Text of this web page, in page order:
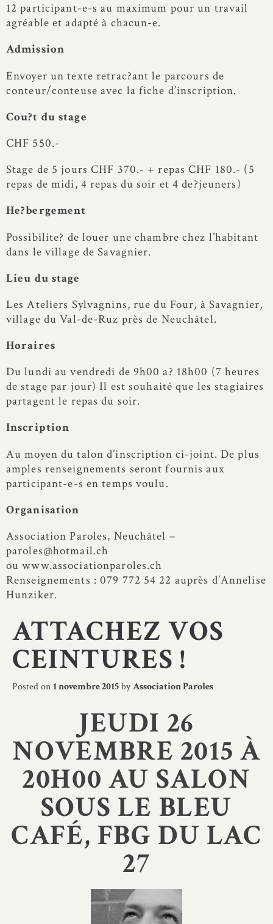
12 participant-e-s au maximum pour un travail
agréable et adapté à chacun-e.
Admission
Envoyer un texte retrac?ant le parcours de
conteur/conteuse avec la fiche d’inscription.
Cou?t du stage
CHF 550.-
Stage de 5 jours CHF 370.- + repas CHF 180.- (5
repas de midi, 4 repas du soir et 4 de?jeuners)
He?bergement
Possibilite? de louer une chambre chez l’habitant
dans le village de Savagnier.
Lieu du stage
Les Ateliers Sylvagnins, rue du Four, à Savagnier,
village du Val-de-Ruz près de Neuchâtel.
Horaires
Du lundi au vendredi de 9h00 a? 18h00 (7 heures
de stage par jour) Il est souhaité que les stagiaires
partagent le repas du soir.
Inscription
Au moyen du talon d’inscription ci-joint. De plus
amples renseignements seront fournis aux
participant-e-s en temps voulu.
Organisation
Association Paroles, Neuchâtel –
paroles@hotmail.ch
ou www.associationparoles.ch
Renseignements : 079 772 54 22 auprès d’Annelise
Hunziker.
ATTACHEZ VOS
CEINTURES !
Posted on1 novembre 2015byAssociation Paroles
JEUDI 26
NOVEMBRE 2015 À
20H00 AU SALON
SOUS LE BLEU
CAFÉ, FBG DU LAC
27